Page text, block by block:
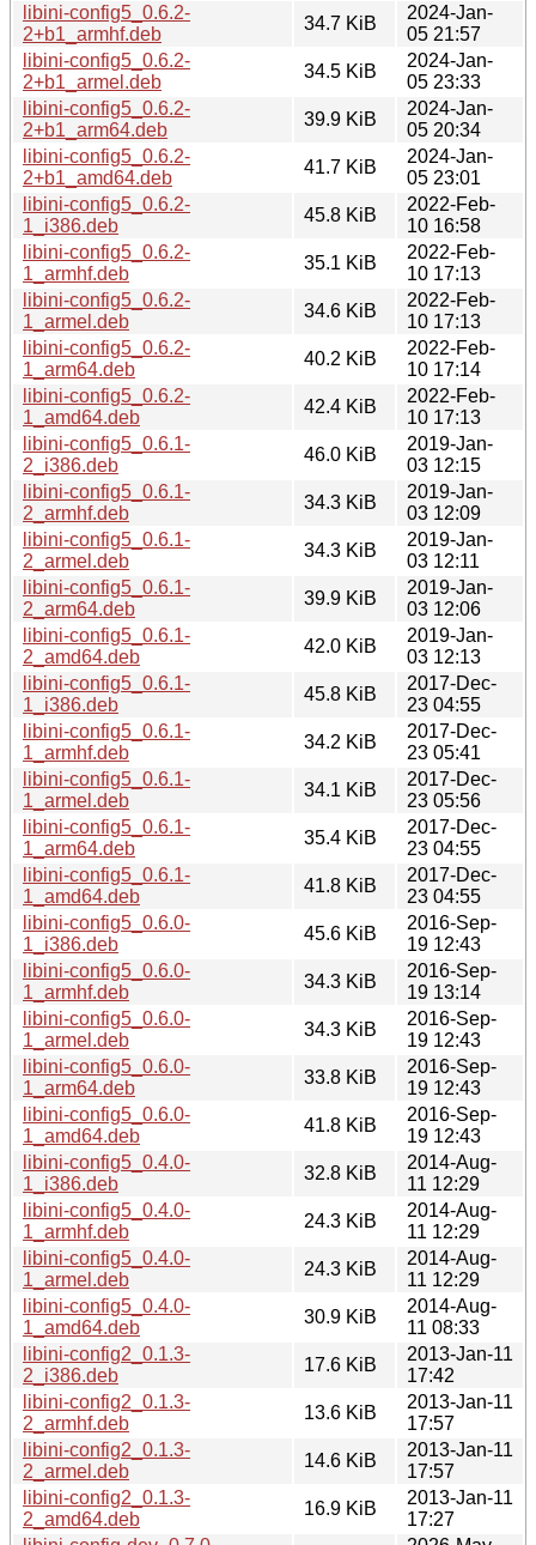
libini-config5_0.6.2-
2+b1_armhf.deb
34.7 KiB
2024-Jan-
05 21:57
libini-config5_0.6.2-
2+b1_armel.deb
34.5 KiB
2024-Jan-
05 23:33
libini-config5_0.6.2-
2+b1_arm64.deb
39.9 KiB
2024-Jan-
05 20:34
libini-config5_0.6.2-
2+b1_amd64.deb
41.7 KiB
2024-Jan-
05 23:01
libini-config5_0.6.2-
1_i386.deb
45.8 KiB
2022-Feb-
10 16:58
libini-config5_0.6.2-
1_armhf.deb
35.1 KiB
2022-Feb-
10 17:13
libini-config5_0.6.2-
1_armel.deb
34.6 KiB
2022-Feb-
10 17:13
libini-config5_0.6.2-
1_arm64.deb
40.2 KiB
2022-Feb-
10 17:14
libini-config5_0.6.2-
1_amd64.deb
42.4 KiB
2022-Feb-
10 17:13
libini-config5_0.6.1-
2_i386.deb
46.0 KiB
2019-Jan-
03 12:15
libini-config5_0.6.1-
2_armhf.deb
34.3 KiB
2019-Jan-
03 12:09
libini-config5_0.6.1-
2_armel.deb
34.3 KiB
2019-Jan-
03 12:11
libini-config5_0.6.1-
2_arm64.deb
39.9 KiB
2019-Jan-
03 12:06
libini-config5_0.6.1-
2_amd64.deb
42.0 KiB
2019-Jan-
03 12:13
libini-config5_0.6.1-
1_i386.deb
45.8 KiB
2017-Dec-
23 04:55
libini-config5_0.6.1-
1_armhf.deb
34.2 KiB
2017-Dec-
23 05:41
libini-config5_0.6.1-
1_armel.deb
34.1 KiB
2017-Dec-
23 05:56
libini-config5_0.6.1-
1_arm64.deb
35.4 KiB
2017-Dec-
23 04:55
libini-config5_0.6.1-
1_amd64.deb
41.8 KiB
2017-Dec-
23 04:55
libini-config5_0.6.0-
1_i386.deb
45.6 KiB
2016-Sep-
19 12:43
libini-config5_0.6.0-
1_armhf.deb
34.3 KiB
2016-Sep-
19 13:14
libini-config5_0.6.0-
1_armel.deb
34.3 KiB
2016-Sep-
19 12:43
libini-config5_0.6.0-
1_arm64.deb
33.8 KiB
2016-Sep-
19 12:43
libini-config5_0.6.0-
1_amd64.deb
41.8 KiB
2016-Sep-
19 12:43
libini-config5_0.4.0-
1_i386.deb
32.8 KiB
2014-Aug-
11 12:29
libini-config5_0.4.0-
1_armhf.deb
24.3 KiB
2014-Aug-
11 12:29
libini-config5_0.4.0-
1_armel.deb
24.3 KiB
2014-Aug-
11 12:29
libini-config5_0.4.0-
1_amd64.deb
30.9 KiB
2014-Aug-
11 08:33
libini-config2_0.1.3-
2_i386.deb
17.6 KiB
2013-Jan-11
17:42
libini-config2_0.1.3-
2_armhf.deb
13.6 KiB
2013-Jan-11
17:57
libini-config2_0.1.3-
2_armel.deb
14.6 KiB
2013-Jan-11
17:57
libini-config2_0.1.3-
2_amd64.deb
16.9 KiB
2013-Jan-11
17:27